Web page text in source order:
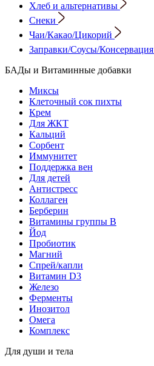
Хлеб и альтернативы
Снеки
Чаи/Какао/Цикорий
Заправки/Соусы/Консервация
БАДы и Витаминные добавки
Миксы
Клеточный сок пихты
Крем
Для ЖКТ
Кальций
Сорбент
Иммунитет
Поддержка вен
Для детей
Антистресс
Коллаген
Берберин
Витамины группы B
Йод
Пробиотик
Магний
Спрей/капли
Витамин D3
Железо
Ферменты
Инозитол
Омега
Комплекс
Для души и тела